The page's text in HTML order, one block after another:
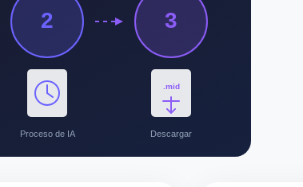
2
Proceso de IA
3
.mid
Descargar